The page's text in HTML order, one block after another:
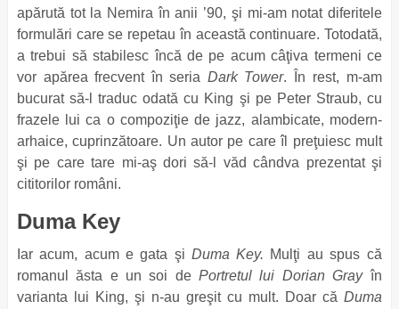
apărută tot la Nemira în anii ’90, şi mi-am notat diferitele
formulări care se repetau în această continuare. Totodată,
a trebui să stabilesc încă de pe acum câţiva termeni ce
vor apărea frecvent în seria Dark Tower. În rest, m-am
bucurat să-l traduc odată cu King şi pe Peter Straub, cu
frazele lui ca o compoziţie de jazz, alambicate, modern-
arhaice, cuprinzătoare. Un autor pe care îl preţuiesc mult
şi pe care tare mi-aş dori să-l văd cândva prezentat şi
cititorilor români.
Duma Key
Iar acum, acum e gata şi Duma Key. Mulţi au spus că
romanul ăsta e un soi de Portretul lui Dorian Grayîn
varianta lui King, şi n-au greşit cu mult. Doar că Duma